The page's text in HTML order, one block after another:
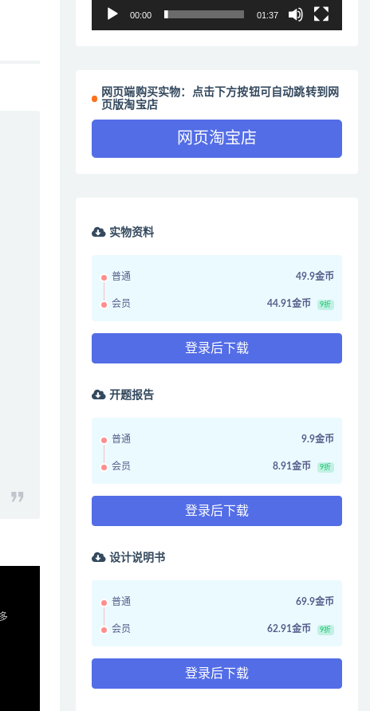
00:00 01:37
网页端购买实物：点击下方按钮可自动跳转到网
页版淘宝店
网页淘宝店
实物资料
普通 49.9金币
会员 44.91金币 9折
登录后下载
开题报告
普通 9.9金币
会员 8.91金币 9折
登录后下载
设计说明书
普通 69.9金币
会员 62.91金币 9折
登录后下载